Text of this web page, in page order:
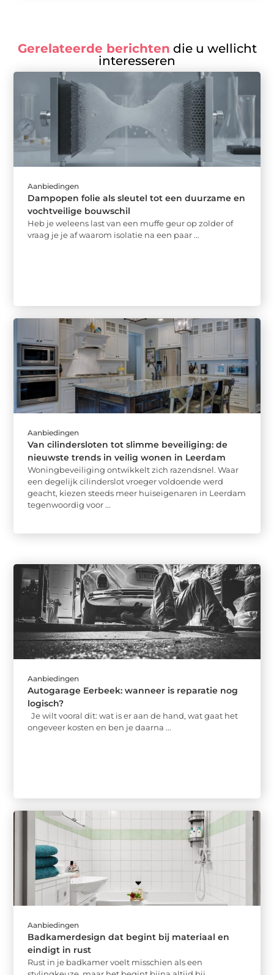
Gerelateerde berichten die u wellicht
interesseren
Aanbiedingen
Dampopen folie als sleutel tot een duurzame en
vochtveilige bouwschil
Heb je weleens last van een muffe geur op zolder of
vraag je je af waarom isolatie na een paar ...
Aanbiedingen
Van cilindersloten tot slimme beveiliging: de
nieuwste trends in veilig wonen in Leerdam
Woningbeveiliging ontwikkelt zich razendsnel. Waar
een degelijk cilinderslot vroeger voldoende werd
geacht, kiezen steeds meer huiseigenaren in Leerdam
tegenwoordig voor ...
Aanbiedingen
Autogarage Eerbeek: wanneer is reparatie nog
logisch?
Je wilt vooral dit: wat is er aan de hand, wat gaat het
ongeveer kosten en ben je daarna ...
Aanbiedingen
Badkamerdesign dat begint bij materiaal en
eindigt in rust
Rust in je badkamer voelt misschien als een